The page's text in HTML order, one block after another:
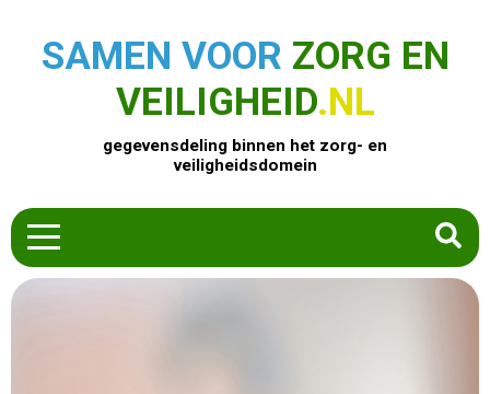
SAMEN VOOR ZORG EN
VEILIGHEID.NL
gegevensdeling binnen het zorg- en
veiligheidsdomein
HOME